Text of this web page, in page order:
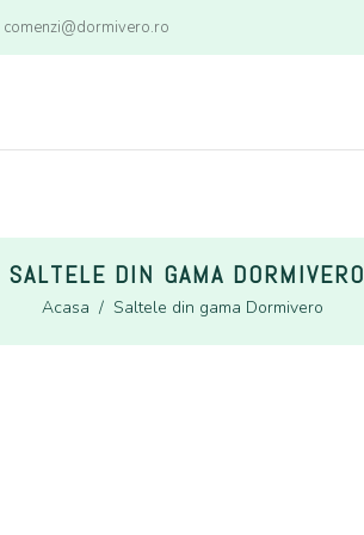
comenzi@dormivero.ro
SALTELE DIN GAMA DORMIVERO
Acasa / Saltele din gama Dormivero